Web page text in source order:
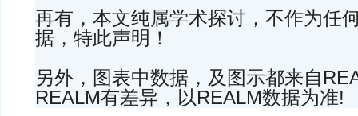
再有，本文纯属学术探讨，不作为任
据，特此声明！
另外，图表中数据，及图示都来自
REALM有差异，以REALM数据为准!